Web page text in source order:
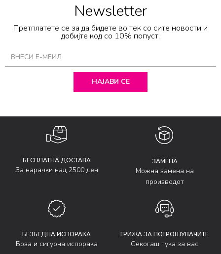
Newsletter
Претплатете се за да бидете во тек со сите новости и
добијте код со 10% попуст.
НАЈАВИ СЕ
БЕСПЛАТНА ДОСТАВА
За нарачки над 2500 ден
ЗАМЕНА
Можна замена на
производот
БЕЗБЕДНА ИСПОРАКА
Брза и сигурна испорака
ГРИЖА ЗА ПОТРОШУВАЧИТЕ
Секогаш тука за вас